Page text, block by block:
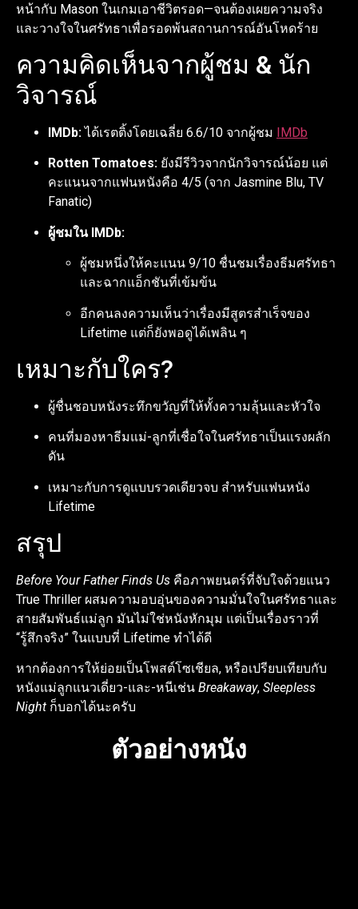
หน้ากับ Mason ในเกมเอาชีวิตรอด—จนต้องเผยความจริง
และวางใจในศรัทธาเพื่อรอดพ้นสถานการณ์อันโหดร้าย
ความคิดเห็นจากผู้ชม & นัก
วิจารณ์
IMDb:ได้เรตติ้งโดยเฉลี่ย 6.6/10 จากผู้ชม IMDb
Rotten Tomatoes: ยังมีรีวิวจากนักวิจารณ์น้อย แต่
คะแนนจากแฟนหนังคือ 4/5 (จาก Jasmine Blu, TV
Fanatic)
ผู้ชมใน IMDb:
ผู้ชมหนึ่งให้คะแนน 9/10 ชื่นชมเรื่องธีมศรัทธา
และฉากแอ็กชันที่เข้มข้น
อีกคนลงความเห็นว่าเรื่องมีสูตรสำเร็จของ
Lifetime แต่ก็ยังพอดูได้เพลิน ๆ
เหมาะกับใคร?
ผู้ชื่นชอบหนังระทึกขวัญที่ให้ทั้งความลุ้นและหัวใจ
คนที่มองหาธีมแม่-ลูกที่เชื่อใจในศรัทธาเป็นแรงผลัก
ดัน
เหมาะกับการดูแบบรวดเดียวจบ สำหรับแฟนหนัง
Lifetime
สรุป
Before Your Father Finds Us คือภาพยนตร์ที่จับใจด้วยแนว
True Thriller ผสมความอบอุ่นของความมั่นใจในศรัทธาและ
สายสัมพันธ์แม่ลูก มันไม่ใช่หนังหักมุม แต่เป็นเรื่องราวที่
“รู้สึกจริง” ในแบบที่ Lifetime ทำได้ดี
หากต้องการให้ย่อยเป็นโพสต์โซเชียล, หรือเปรียบเทียบกับ
หนังแม่ลูกแนวเดี่ยว-และ-หนีเช่น Breakaway, Sleepless
Night ก็บอกได้นะครับ
ตัวอย่างหนัง